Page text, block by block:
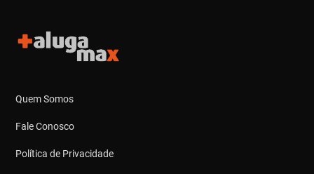
Quem Somos
Fale Conosco
Política de Privacidade